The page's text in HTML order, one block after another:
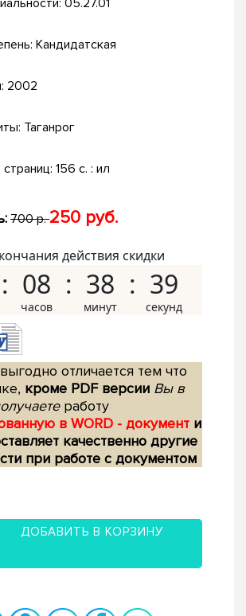
05.27.01
Кандидатская
2002
Таганрог
156 с. : ил
700 р.250 руб.
действия скидки
08 38 38
отличается тем что
кроме PDF версии Вы в
работу
в WORD - документ и
качественно другие
при работе с документом
ДОБАВИТЬ В КОРЗИНУ